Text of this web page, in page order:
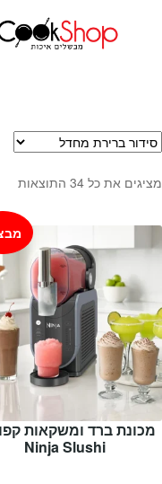
סירים
מחבתות
מוצרי חשמל למטבח
גאדג'טס וכלי מטבח
אחסון למטבח
סכינים
אפייה
קפה ותה
גיפט קארד
כלי בית
המותגים שלנו
חגים
עמוד הבית מוצרי חשמל
מציגים את כל ⁦34⁩ התוצאות
מכונת ברד ומשקאות
Ninja Slushi